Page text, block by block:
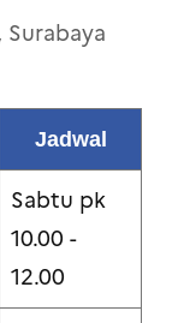
Surabaya
Jadwal
Sabtu pk
10.00 -
12.00